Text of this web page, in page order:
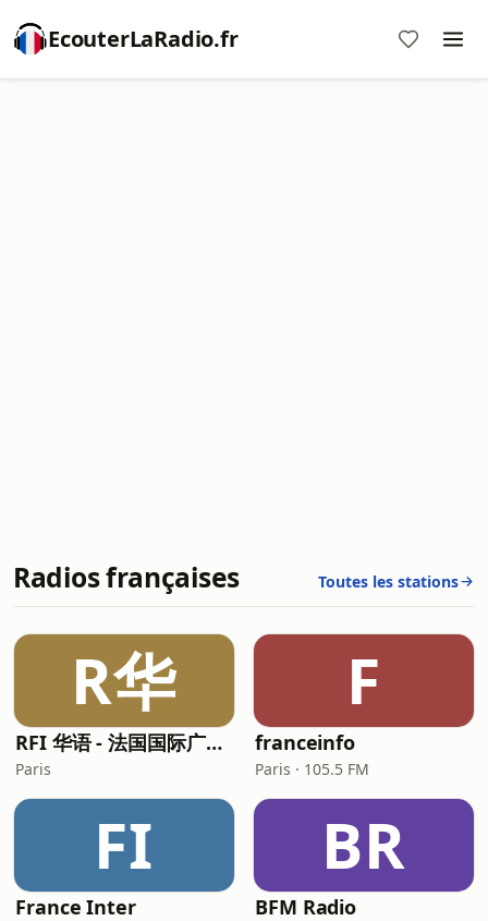
EcouterLaRadio.fr
Radios françaises Toutes les stations
R华
RFI 华语 - 法国国际广播电台 (RFI Chinese)
Paris
F
franceinfo
Paris · 105.5 FM
FI
France Inter
BR
BFM Radio